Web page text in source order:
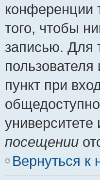
конференции
того, чтобы
записью. Для
пункт при
университете
посещении
Вернуться к